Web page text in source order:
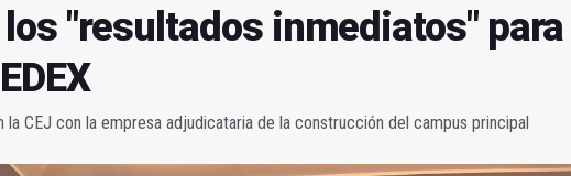
"resultados inmediatos" para
la CEJ con la empresa adjudicataria de la construcción del campus principal